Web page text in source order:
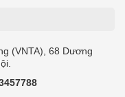
(VNTA), 68 Dương